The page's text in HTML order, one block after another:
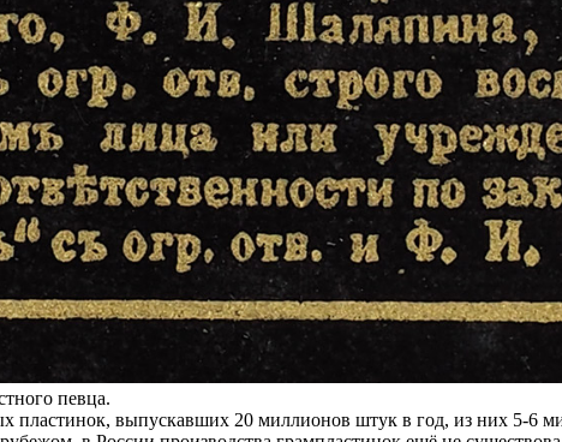
певца.
пластинок, выпускавших 20 миллионов штук в год, из них 5-6